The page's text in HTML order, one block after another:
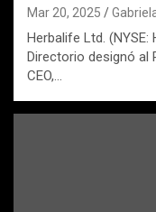
Mar 20, 2025
Herbalife Ltd.
Directorio designó al
CEO,…